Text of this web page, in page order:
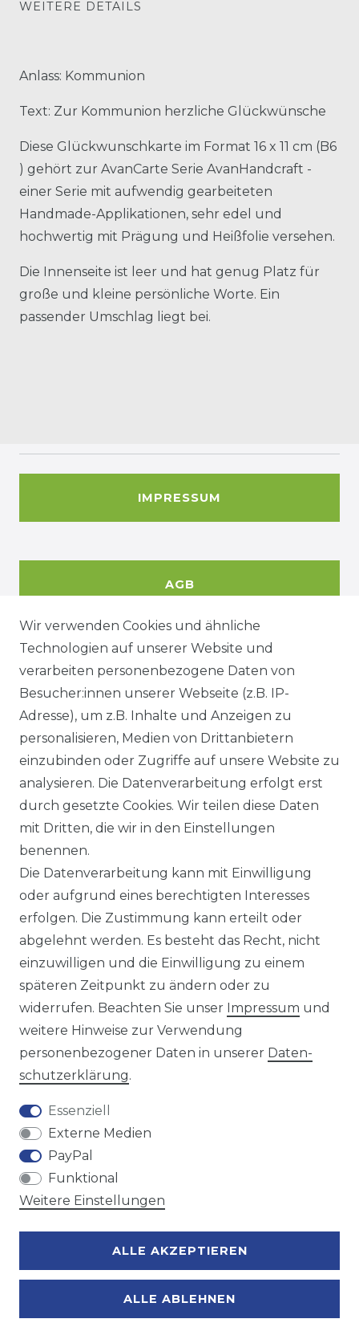
WEITERE DETAILS
Anlass: Kommunion
Text: Zur Kommunion herzliche Glückwünsche
Diese Glückwunschkarte im Format 16 x 11 cm (B6
) gehört zur AvanCarte Serie AvanHandcraft -
einer Serie mit aufwendig gearbeiteten
Handmade-Applikationen, sehr edel und
hochwertig mit Prägung und Heißfolie versehen.
Die Innenseite ist leer und hat genug Platz für
große und kleine persönliche Worte. Ein
passender Umschlag liegt bei.
IMPRESSUM
AGB
DATENSCHUTZERKÄRUNG
WIDERRUFSRECHT
KONTAKT
Sie sind Wiederverkäufer?
Sie erreichen uns unter :
https://avancarte.de/
oder telefonisch unter: 0421 - 434430
Wir versenden mit
Zahlungsmöglichkeiten
Wir verwenden Cookies und ähnliche
Technologien auf unserer Website und
verarbeiten personenbezogene Daten von
Besucher:innen unserer Webseite (z.B. IP-
Adresse), um z.B. Inhalte und Anzeigen zu
personalisieren, Medien von Drittanbietern
einzubinden oder Zugriffe auf unsere Website zu
analysieren. Die Datenverarbeitung erfolgt erst
durch gesetzte Cookies. Wir teilen diese Daten
mit Dritten, die wir in den Einstellungen
benennen.
Die Datenverarbeitung kann mit Einwilligung
oder aufgrund eines berechtigten Interesses
erfolgen. Die Zustimmung kann erteilt oder
abgelehnt werden. Es besteht das Recht, nicht
einzuwilligen und die Einwilligung zu einem
späteren Zeitpunkt zu ändern oder zu
widerrufen. Beachten Sie unser Impressum und
weitere Hinweise zur Verwendung
personenbezogener Daten in unserer Daten­
schutz­erklärung.
Essenziell
Externe Medien
PayPal
Funktional
Weitere Einstellungen
ALLE AKZEPTIEREN
ALLE ABLEHNEN